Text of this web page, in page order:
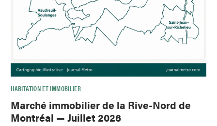
HABITATION ET IMMOBILIER
Marché immobilier de la Rive-Nord de
Montréal — Juillet 2026